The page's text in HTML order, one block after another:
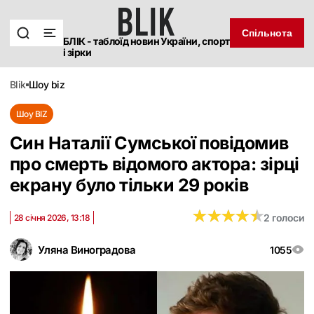
БЛІК - таблоїд новин України, спорт
і зірки
Спільнота
blik шоу biz
Шоу BIZ
Син Наталії Сумської повідомив
про смерть відомого актора: зірці
екрану було тільки 29 років
Уляна Виноградова 1055
28 січня 2026, 13:18 ★★★★★
★★★★★2 голоси